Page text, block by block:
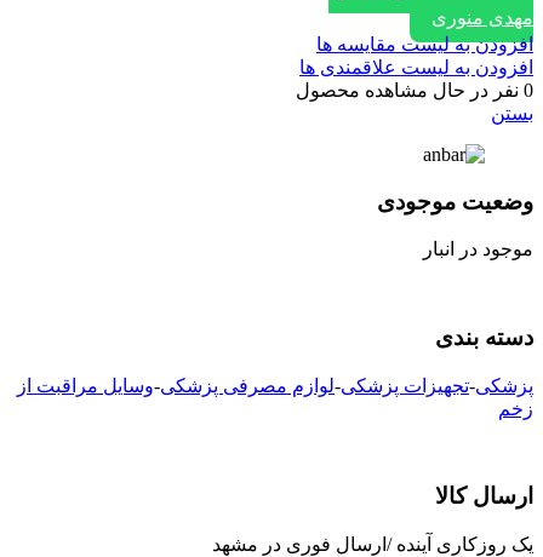
مهدی منوری
افزودن به لیست مقایسه ها
افزودن به لیست علاقمندی ها
0 نفر در حال مشاهده محصول
بستن
وضعیت موجودی
موجود در انبار
دسته بندی
پزشکی-تجهیزات پزشکی-لوازم مصرفی پزشکی-وسایل مراقبت از
زخم
ارسال کالا
یک روزکاری آینده /ارسال فوری در مشهد